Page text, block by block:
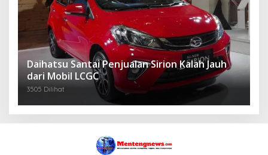
Daihatsu Santai Penjualan Sirion Kalah Jauh
dari Mobil LCGC
3505 Dilihat